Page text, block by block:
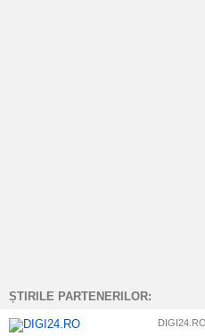
ȘTIRILE PARTENERILOR:
DIGI24.RO